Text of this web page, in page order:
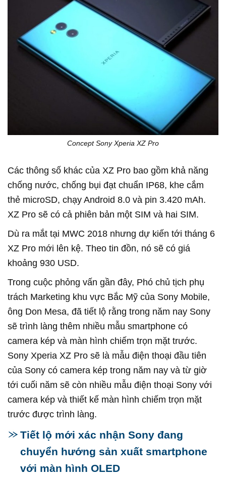
Concept Sony Xperia XZ Pro
Các thông số khác của XZ Pro bao gồm khả năng
chống nước, chống bụi đạt chuẩn IP68, khe cắm
thẻ microSD, chạy Android 8.0 và pin 3.420 mAh.
XZ Pro sẽ có cả phiên bản một SIM và hai SIM.
Dù ra mắt tại MWC 2018 nhưng dự kiến tới tháng 6
XZ Pro mới lên kệ. Theo tin đồn, nó sẽ có giá
khoảng 930 USD.
Trong cuộc phỏng vấn gần đây, Phó chủ tịch phụ
trách Marketing khu vực Bắc Mỹ của Sony Mobile,
ông Don Mesa, đã tiết lộ rằng trong năm nay Sony
sẽ trình làng thêm nhiều mẫu smartphone có
camera kép và màn hình chiếm trọn mặt trước.
Sony Xperia XZ Pro sẽ là mẫu điện thoại đầu tiên
của Sony có camera kép trong năm nay và từ giờ
tới cuối năm sẽ còn nhiều mẫu điện thoại Sony với
camera kép và thiết kế màn hình chiếm trọn mặt
trước được trình làng.
Tiết lộ mới xác nhận Sony đang
chuyển hướng sản xuất smartphone
với màn hình OLED